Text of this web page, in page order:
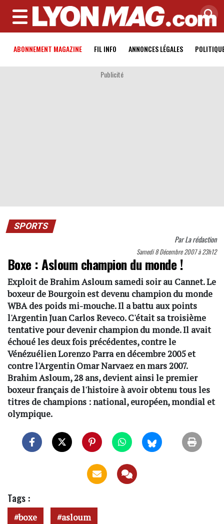
MENU
ABONNEMENT MAGAZINE FIL INFO ANNONCES LÉGALES
Publicité
SPORTS
ParLa rédaction
Samedi 8 Décembre 2007 à 23h12
Boxe : Asloum champion du monde !
Exploit deBrahim Asloumsamedi soir au Cannet. Le
boxeur de Bourgoin est devenu champion du monde
WBA des poids mi-mouche. Il a battu aux points
l'ArgentinJuan Carlos Reveco. C'était sa troisième
tentative pour devenir champion du monde. Il avait
échoué les deux fois précédentes, contre le
VénézuélienLorenzo Parraen décembre 2005 et
contre l'ArgentinOmar Narvaez en mars 2007.
Brahim Asloum, 28 ans, devient ainsi le premier
boxeur français de l'histoire à avoir obtenu tous les
titres de champions : national, européen, mondial et
olympique.
Tags :
boxe asloum